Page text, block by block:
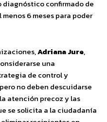
diagnóstico confirmado de
6 meses para poder
Adriana Jure,
una
de control y
no deben descuidarse
atención precoz y las
se solicita a la ciudadanía